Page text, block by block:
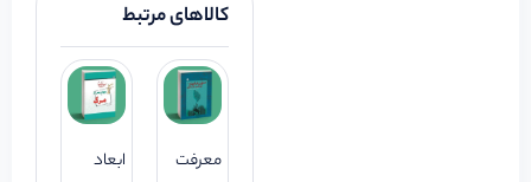
کالاهای مرتبط
معرفت
ابعاد